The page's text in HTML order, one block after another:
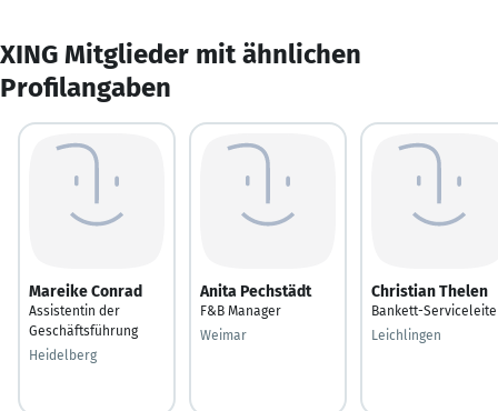
XING Mitglieder mit ähnlichen
Profilangaben
Mareike Conrad
Assistentin der
Geschäftsführung
Heidelberg
Anita Pechstädt
F&B Manager
Weimar
Christian Thelen
Bankett-
Leichlingen